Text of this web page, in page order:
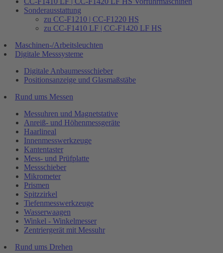
Sonderausstattung
zu CC-F1210 | CC-F1220 HS
zu CC-F1410 LF | CC-F1420 LF HS
Maschinen-/Arbeitsleuchten
Digitale Messsysteme
Digitale Anbaumessschieber
Positionsanzeige und Glasmaßstäbe
Rund ums Messen
Messuhren und Magnetstative
Anreiß- und Höhenmessgeräte
Haarlineal
Innenmesswerkzeuge
Kantentaster
Mess- und Prüfplatte
Messschieber
Mikrometer
Prismen
Spitzzirkel
Tiefenmesswerkzeuge
Wasserwaagen
Winkel - Winkelmesser
Zentriergerät mit Messuhr
Rund ums Drehen